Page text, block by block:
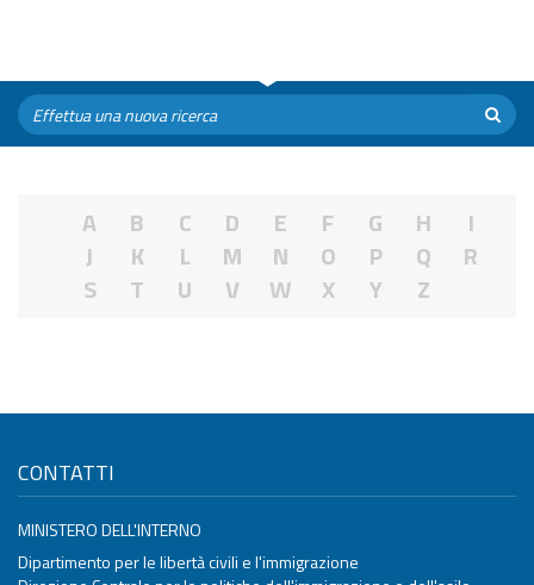
A B C D E F G H
I
J
K L M N O P Q
R
S
T U V W X Y Z
CONTATTI
MINISTERO DELL'INTERNO
Dipartimento per le libertà civili e l'immigrazione